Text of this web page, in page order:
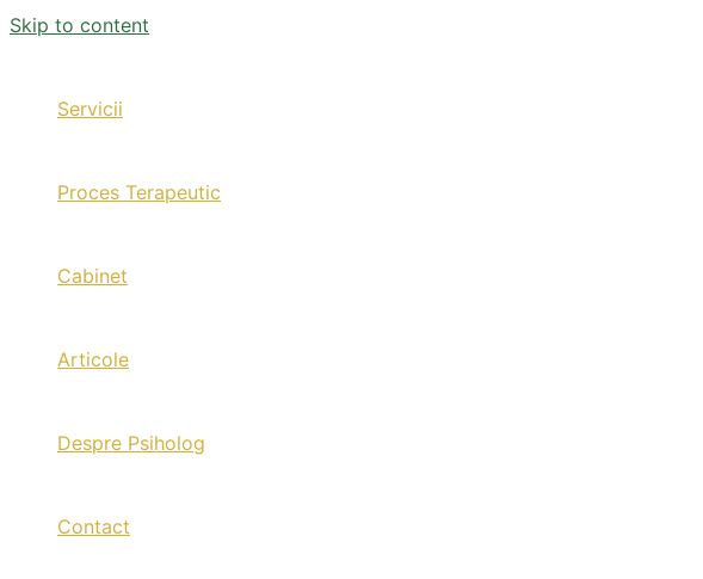
Skip to content
Servicii
Proces Terapeutic
Cabinet
Articole
Despre Psiholog
Contact